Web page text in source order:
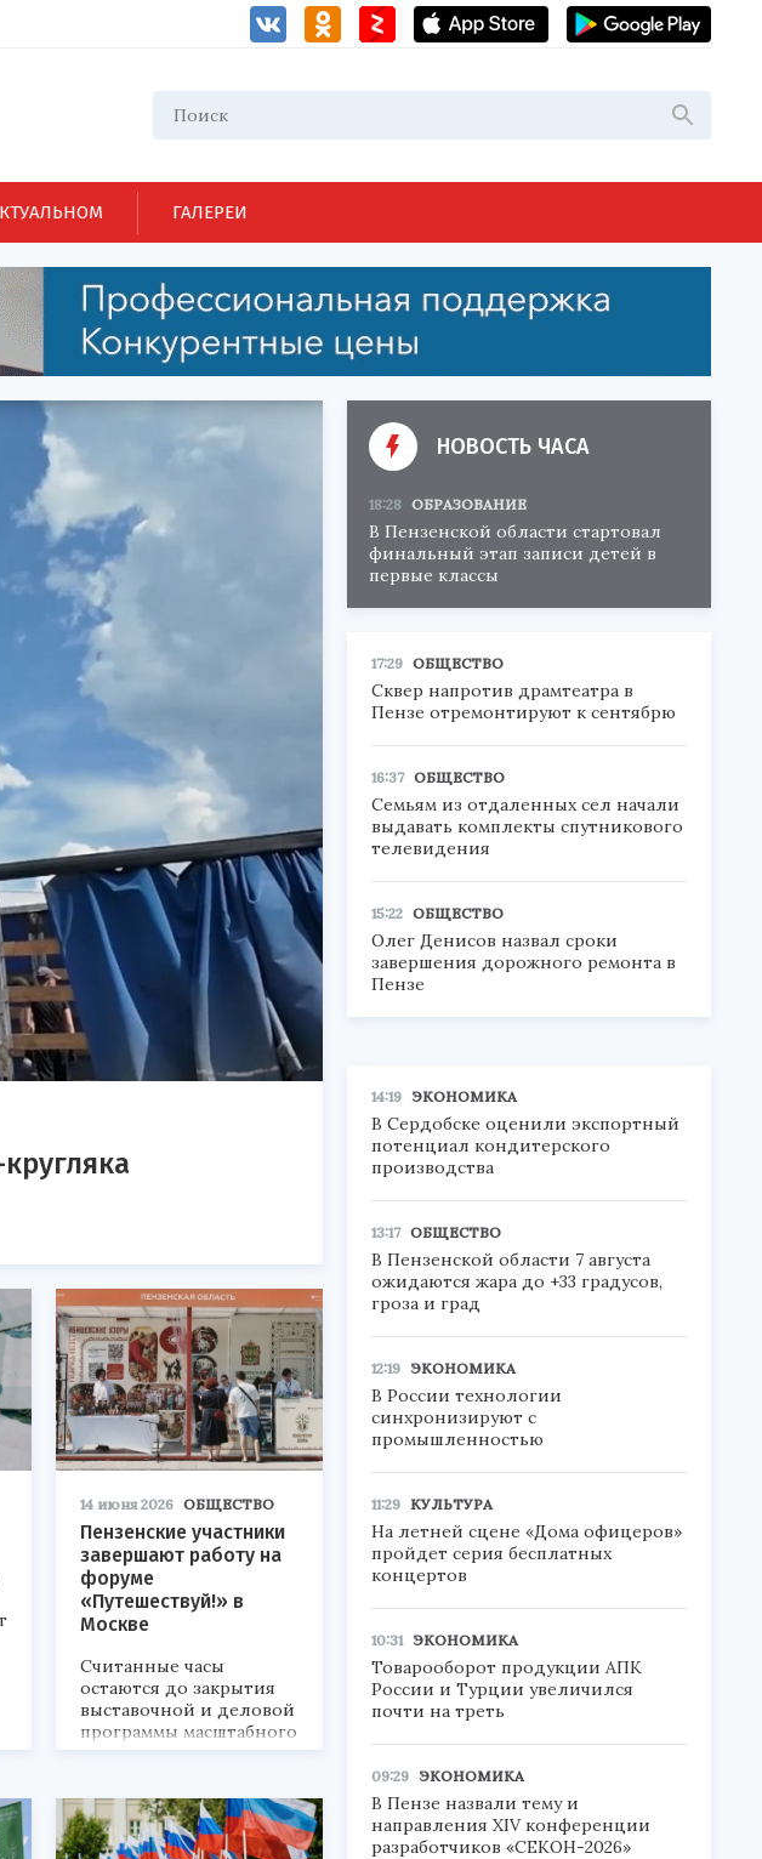
ГАЛЕРЕИ
14 июня 2026 ОБЩЕСТВО
Пензенские участники
завершают работу на
форуме
«Путешествуй!» в
Москве
Считанные часы
остаются до закрытия
выставочной и деловой
программы масштабного
мероприятия на ВДНХ.
НОВОСТЬ ЧАСА
18:28 ОБРАЗОВАНИЕ
В Пензенской области стартовал
финальный этап записи детей в
первые классы
17:29 ОБЩЕСТВО
Сквер напротив драмтеатра в
Пензе отремонтируют к сентябрю
16:37 ОБЩЕСТВО
Семьям из отдаленных сел начали
выдавать комплекты спутникового
телевидения
15:22 ОБЩЕСТВО
Олег Денисов назвал сроки
завершения дорожного ремонта в
Пензе
14:19 ЭКОНОМИКА
В Сердобске оценили экспортный
потенциал кондитерского
производства
13:17 ОБЩЕСТВО
В Пензенской области 7 августа
ожидаются жара до +33 градусов,
гроза и град
12:19 ЭКОНОМИКА
В России технологии
синхронизируют с
промышленностью
11:29 КУЛЬТУРА
На летней сцене «Дома офицеров»
пройдет серия бесплатных
концертов
10:31 ЭКОНОМИКА
Товарооборот продукции АПК
России и Турции увеличился
почти на треть
09:29 ЭКОНОМИКА
В Пензе назвали тему и
направления XIV конференции
разработчиков «СЕКОН-2026»